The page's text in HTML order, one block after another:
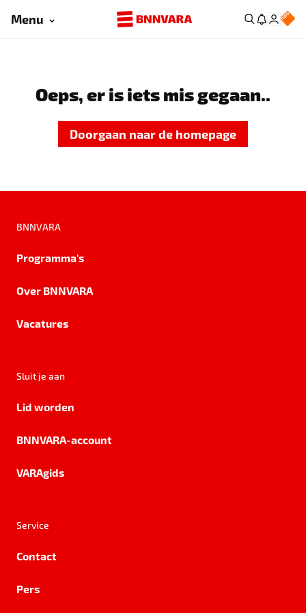
Menu
Oeps, er is iets mis gegaan..
Doorgaan naar de homepage
BNNVARA
Programma's
Over BNNVARA
Vacatures
Sluit je aan
Lid worden
BNNVARA-account
VARAgids
Service
Contact
Pers